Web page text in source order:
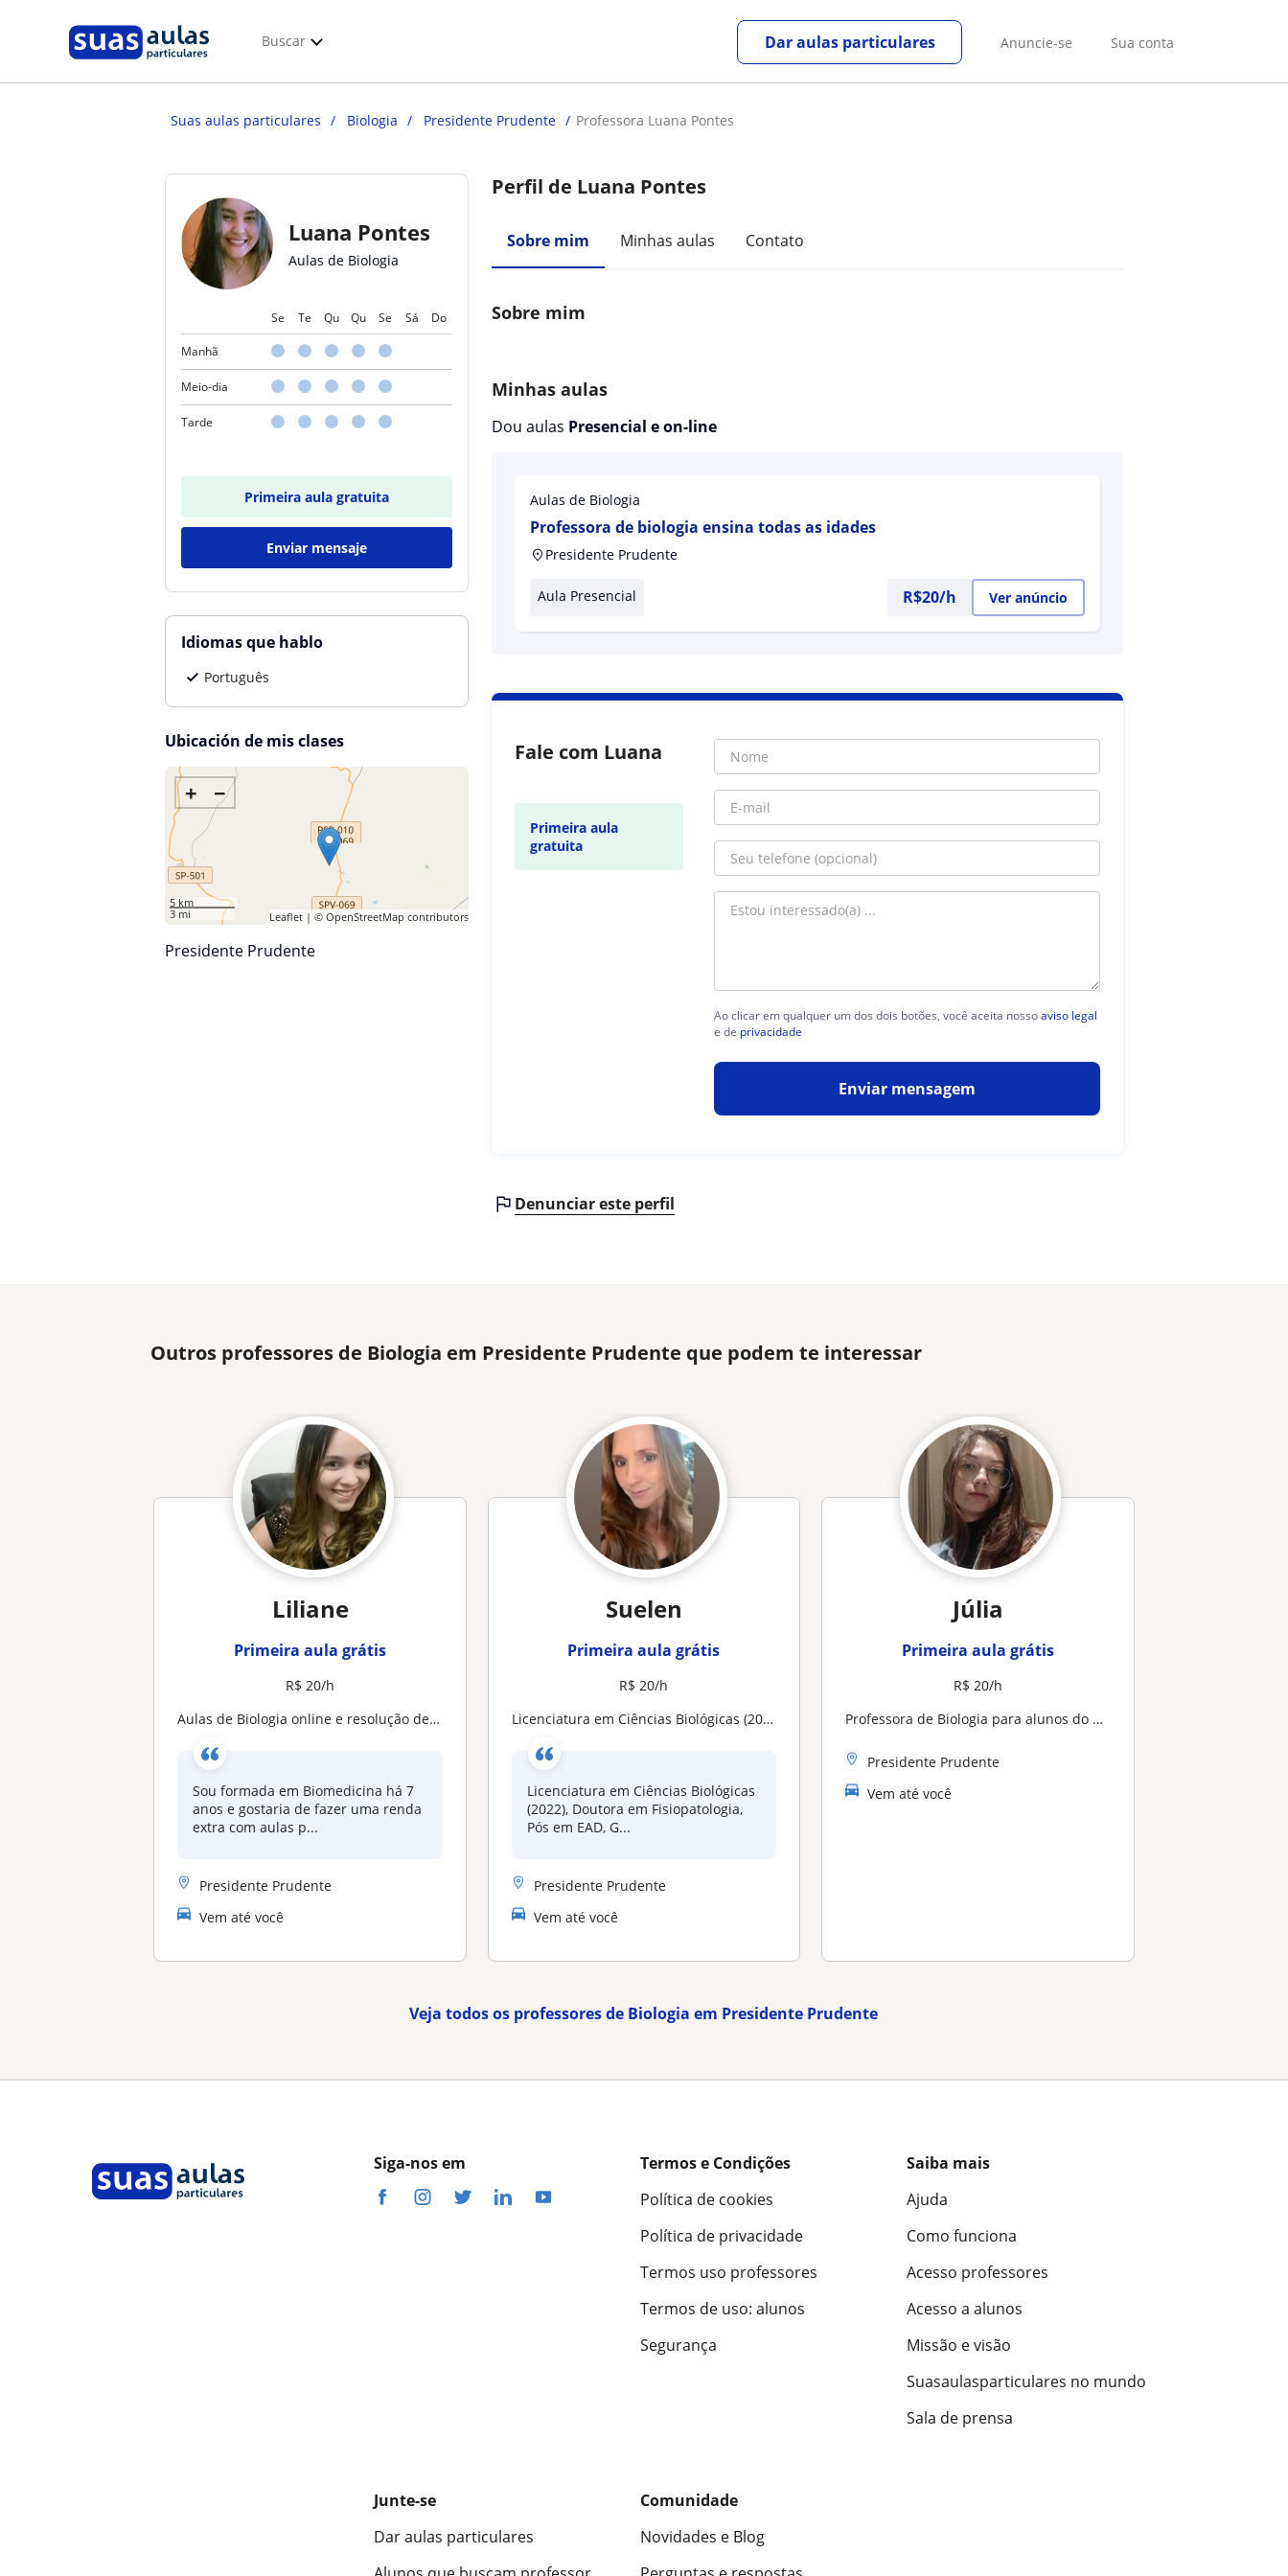
Buscar Anuncie-se Sua conta
Dar aulas particulares
Suas aulas particulares Biologia Presidente Prudente Professora Luana Pontes
Luana Pontes
Aulas de Biologia
Se Te Qu Qu Se Sá Do
Manhã
Meio-dia
Tarde
Primeira aula gratuita
Enviar mensaje
Idiomas que hablo
Português
Ubicación de mis clases
+ −
5 km
3 mi
Leaflet | ©OpenStreetMap contributors
Presidente Prudente
Perfil de Luana Pontes
Sobre mim Minhas aulas Contato
Sobre mim
Minhas aulas
Dou aulas Presencial e on-line
Aulas de Biologia
Professora de biologia ensina todas as idades
Presidente Prudente
Aula Presencial R$20/h Ver anúncio
Fale com Luana
Primeira aula
gratuita
Ao clicar em qualquer um dos dois botões, você aceita nossoaviso legal
e de privacidade
Enviar mensagem
Denunciar este perfil
Outros professores de Biologia em Presidente Prudente que podem te interessar
Liliane
Primeira aula grátis
R$ 20/h
Aulas de Biologia online e resolução de exercícios
Sou formada em Biomedicina há 7
anos e gostaria de fazer uma renda
extra com aulas p...
Presidente Prudente
Vem até você
Suelen
Primeira aula grátis
R$ 20/h
Licenciatura em Ciências Biológicas (2022), Doutora em Fisiopatologia, Pós em EAD, Graduada em Nutrição pela Unoeste
Licenciatura em Ciências Biológicas
(2022), Doutora em Fisiopatologia,
Pós em EAD, G...
Presidente Prudente
Vem até você
Júlia
Primeira aula grátis
R$ 20/h
Professora de Biologia para alunos do ensino médio
Presidente Prudente
Vem até você
Veja todos os professores de Biologia em Presidente Prudente
Siga-nos em
Termos e Condições
Política de cookies
Política de privacidade
Termos uso professores
Termos de uso: alunos
Segurança
Saiba mais
Ajuda
Como funciona
Acesso professores
Acesso a alunos
Missão e visão
Suasaulasparticulares no mundo
Sala de prensa
Junte-se
Dar aulas particulares
Comunidade
Novidades e Blog